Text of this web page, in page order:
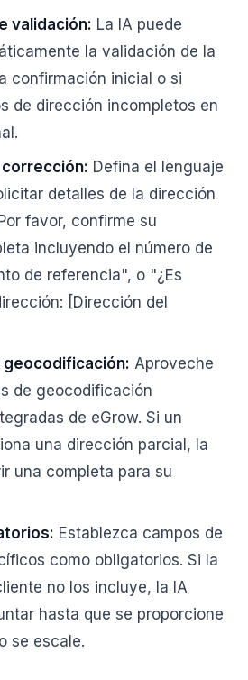
validación: La IA puede
la validación de la
confirmación inicial o si
de dirección incompletos en
Defina el lenguaje
detalles de la dirección
favor, confirme su
incluyendo el número de
de referencia", o "¿Es
[Dirección del
geocodificación: Aproveche
de geocodificación
de eGrow. Si un
una dirección parcial, la
una completa para su
Establezca campos de
como obligatorios. Si la
no los incluye, la IA
hasta que se proporcione
se escale.